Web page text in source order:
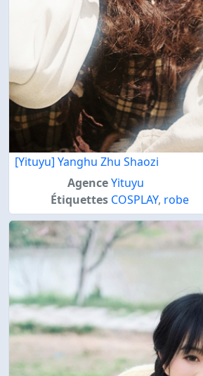
[Yituyu] Yanghu Zhu Shaozi
AgenceYituyu
Étiquettes COSPLAY, robe